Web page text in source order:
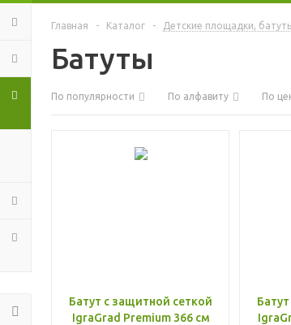
Главная - Каталог - Детские площадки,
Батуты
По популярности По алфавиту По
Батут с защитной сеткой
IgraGrad Premium 366 см